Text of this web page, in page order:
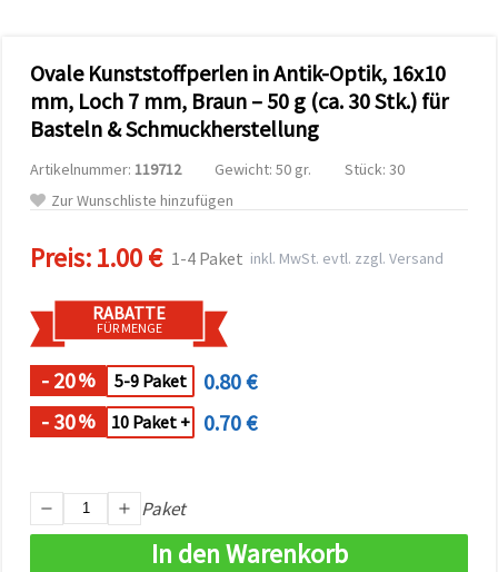
Unterstützung
Partner für
Analyse
Marketing.
ablehnen
den
Einstellungen
individuell
festlegen.
Einwilligung
können Sie
jederzeit
widerrufen.
Impressum
Datenschutzerklärung
Ovale Kunststoffperlen in Antik-Optik, 16x10
mm, Loch 7 mm, Braun – 50 g (ca. 30 Stk.) für
Basteln & Schmuckherstellung
Artikelnummer: 119712 Gewicht: 50 gr.
Stück: 30
Zur Wunschliste hinzufügen
Preis:1.00 € 1-4 Paket inkl. MwSt. evtl. zzgl. Versand
RABATTE
FÜR MENGE
- 20% 5-9 Paket
0.80 €
- 30% 10 Paket + 0.70 €
Paket
In den Warenkorb